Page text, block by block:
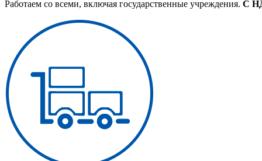
Работаем со всеми, включая государственные учреждения. С